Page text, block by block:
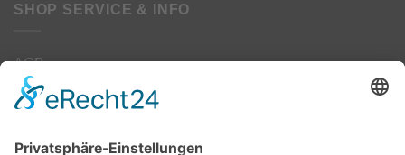
SHOP SERVICE & INFO
AGB
Datenschutz